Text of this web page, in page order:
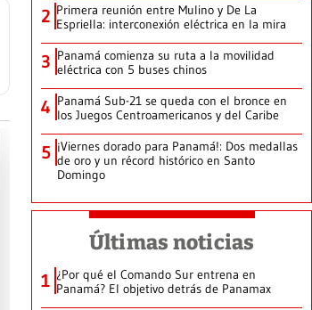
2 Primera reunión entre Mulino y De La
Espriella: interconexión eléctrica en la mira
3 Panamá comienza su ruta a la movilidad
eléctrica con 5 buses chinos
4 Panamá Sub-21 se queda con el bronce en
los Juegos Centroamericanos y del Caribe
5 ¡Viernes dorado para Panamá!: Dos medallas
de oro y un récord histórico en Santo
Domingo
Últimas noticias
1 ¿Por qué el Comando Sur entrena en
Panamá? El objetivo detrás de Panamax